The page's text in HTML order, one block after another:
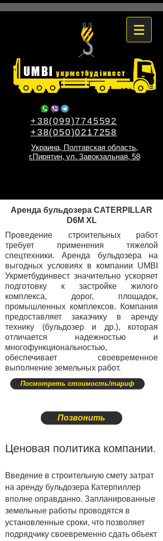
UMBI укрметбудінвест
+38(099)7745592
+38(050)0217258
Украина, Полтавская область,
г.Пирятин, ул. Завокзальная, 58
Аренда бульдозера CATERPILLAR
D6M XL
Проведение строительных работ
требует применения тяжелой
спецтехники. Аренда бульдозера на
выгодных условиях в компании UMBI
Укрметбудинвест значительно ускоряет
подготовку к застройке жилого
комплекса, дорог, площадок,
промышленных комплексов. Компания
предоставляет заказчику в аренду
технику (бульдозер и др.), которая
отличается надежностью и
многофункциональностью,
обеспечивает своевременное
выполнение земельных работ.
Посмотреть стоимость/тариф
Позвонить
Ценовая политика компании.
Введение в строительную смету затрат
на аренду бульдозера Катерпиллер
вполне оправданно. Запланированные
земельные работы проводятся в
установленные сроки, что позволяет
подрядчику своевременно сдать объект